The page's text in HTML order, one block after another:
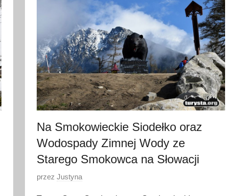
a
d
a
2
0
7Na Smokowieckie Siodełko oraz
Wodospady Zimnej Wody ze
Starego Smokowca na Słowacji
O
przezJustyna